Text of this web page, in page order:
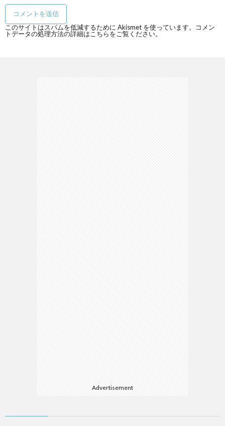
このサイトはスパムを低減するために Akismet を使っています。
コメン
トデータの処理方法の詳細はこちらをご覧ください。
Advertisement